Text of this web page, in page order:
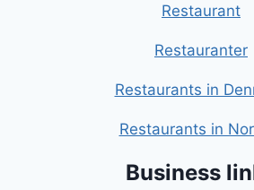
Restaurant
Restauranter
Restaurants in
Restaurants in
Business